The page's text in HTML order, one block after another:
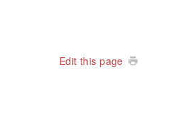
Edit this page